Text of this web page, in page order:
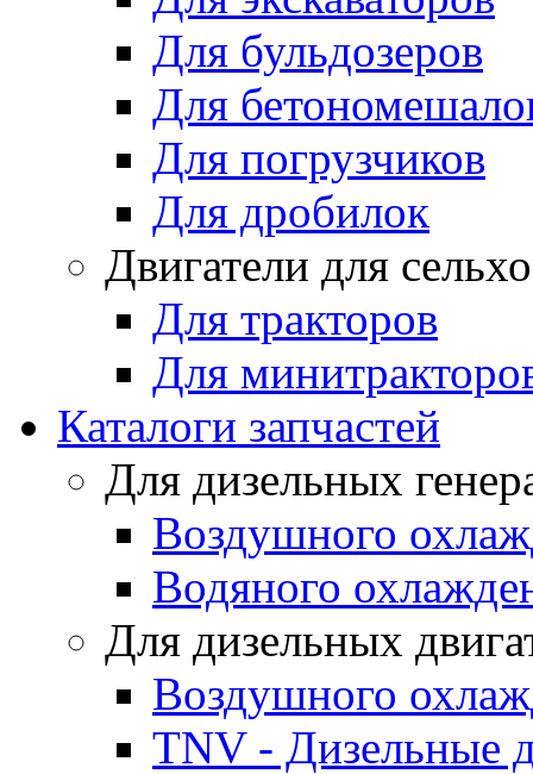
Для бульдозеров
Для
Для погрузчиков
Для дробилок
Двигатели для
Для тракторов
Для
Каталоги запчастей
Для дизельных
Воздушного
Водяного
Для дизельных
Воздушного
TNV - Дизельные